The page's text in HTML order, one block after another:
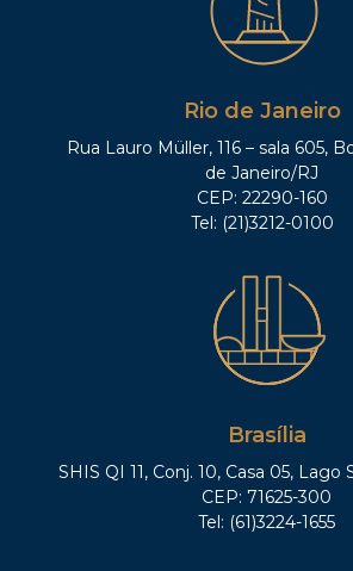
Rio de Janeiro
Rua Lauro Müller, 116 – sala 605,
de Janeiro/RJ
CEP: 22290-160
Tel: (21)3212-0100
Brasília
SHIS QI 11, Conj. 10, Casa 05, Lago
CEP: 71625-300
Tel: (61)3224-1655